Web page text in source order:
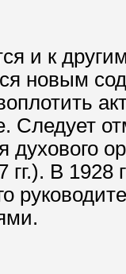
и к
новым
Следует
В 1928